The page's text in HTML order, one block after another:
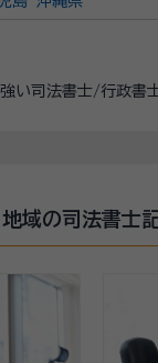
い司法書士/行政書
地域の司法書士